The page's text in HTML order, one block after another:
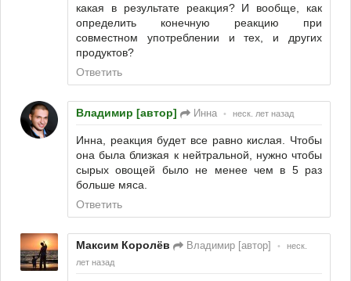
какая в результате реакция? И вообще, как
определить конечную реакцию при
совместном употреблении и тех, и других
продуктов?
Ответить
Владимир [автор] Инна • неск. лет назад
Инна, реакция будет все равно кислая. Чтобы
она была близкая к нейтральной, нужно чтобы
сырых овощей было не менее чем в 5 раз
больше мяса.
Ответить
Максим Королёв Владимир [автор] •
неск.
лет назад